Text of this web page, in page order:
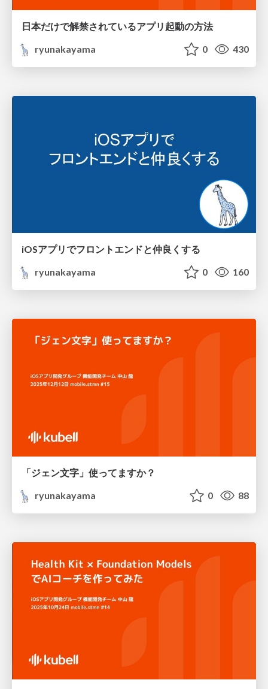
日本だけで解禁されているアプリ起動の方法
ryunakayama
0 430
iOSアプリでフロントエンドと仲良くする
ryunakayama
0 160
「ジェン文字」使ってますか？
ryunakayama
0 88